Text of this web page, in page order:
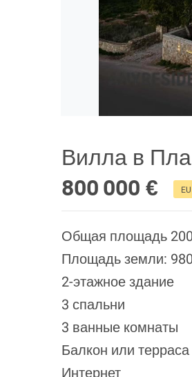
Вилла в
800 000 €
Общая площадь
Площадь земли:
2-этажное здание
3 спальни
3 ванные комнаты
Балкон или терраса
Интернет